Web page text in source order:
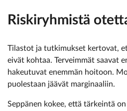
Riskiryhmistä
Tilastot ja tutkimukset kertovat,
eivät kohtaa. Terveimmät saavat
hakeutuvat enemmän hoitoon.
puolestaan jäävät marginaaliin.
Seppänen kokee, että tärkeintä